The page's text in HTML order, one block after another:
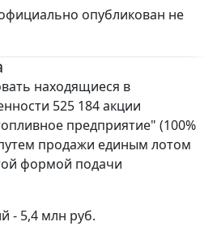
опубликован не
находящиеся в
525 184 акции
предприятие" (100%
продажи единым лотом
формой подачи
- 5,4 млн руб.